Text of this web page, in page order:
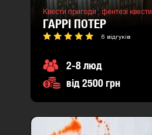
Квести пригоди , фентезі квести
ГАРРІ ПОТЕР
6 відгуків
2-8 люд
від 2500 грн